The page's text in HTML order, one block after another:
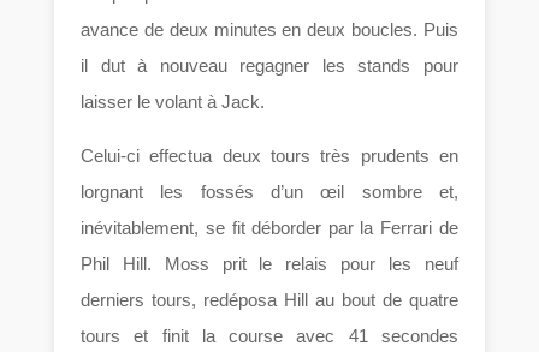
avance de deux minutes en deux boucles. Puis
il dut à nouveau regagner les stands pour
laisser le volant à Jack.
Celui-ci effectua deux tours très prudents en
lorgnant les fossés d’un œil sombre et,
inévitablement, se fit déborder par la Ferrari de
Phil Hill. Moss prit le relais pour les neuf
derniers tours, redéposa Hill au bout de quatre
tours et finit la course avec 41 secondes